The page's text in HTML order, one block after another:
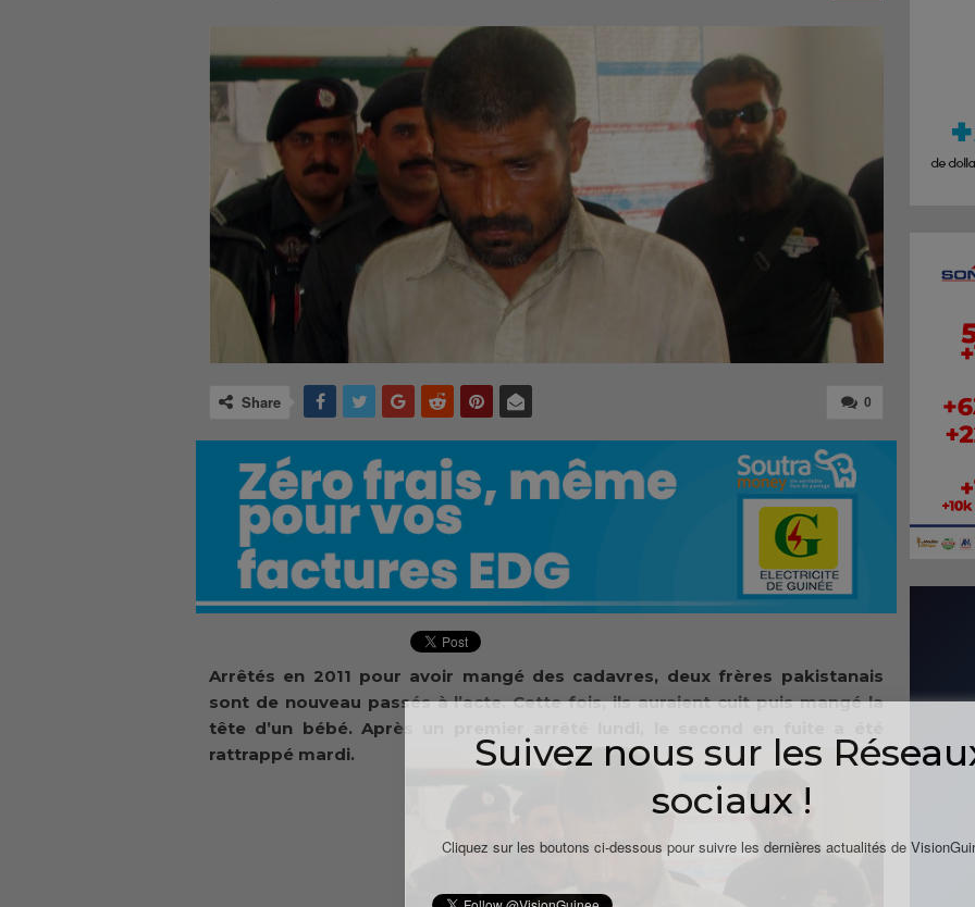
0
Share
Arrêtés en 2011 pour avoir mangé des cadavres, deux frères pakistanais
sont de nouveau passés à l’acte. Cette fois, ils auraient cuit puis mangé la
tête d’un bébé. Après un premier arrêté lundi, le second en fuite a été
rattrappé mardi.
Suivez nous sur les
sociaux !
Cliquez sur les boutons ci-dessous pour suivre les dernières actualités de